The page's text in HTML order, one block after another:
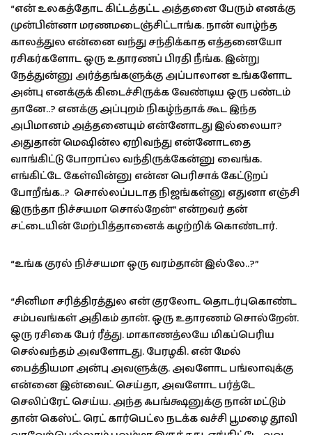
“என் உலகத்தோட கிட்டத்தட்ட அத்தனை பேரும் எனக்கு
முன்பின்னா மரணமடைஞ்சிட்டாங்க. நான் வாழ்ந்த
காலத்துல என்னை வந்து சந்திக்காத எத்தனையோ
ரசிகர்களோட ஒரு உதாரணப் பிரதி நீங்க. இன்று
நேத்துன்னு அர்த்தங்களுக்கு அப்பாலான உங்களோட
அன்பு எனக்குக் கிடைச்சிருக்க வேண்டிய ஒரு பண்டம்
தானே..? எனக்கு அப்புறம் நிகழ்ந்தாக் கூட இந்த
அபிமானம் அத்தனையும் என்னோடது இல்லையா?
அதுதான் மெஷின்ல ஏறிவந்து என்னோடதை
வாங்கிட்டு போறாப்ல வந்திருக்கேன்னு வைங்க.
எங்கிட்டே கேள்வின்னு என்ன பெரிசாக் கேட்டுறப்
போறீங்க..? சொல்லப்படாத நிஜங்கள்னு எதுனா எஞ்சி
இருந்தா நிச்சயமா சொல்றேன்” என்றவர் தன்
சட்டையின் மேற்பித்தானைக் கழற்றிக் கொண்டார்.
“உங்க குரல் நிச்சயமா ஒரு வரம்தான் இல்லே..?”
“சினிமா சரித்திரத்துல என் குரலோட தொடர்புகொண்ட
சம்பவங்கள் அதிகம் தான். ஒரு உதாரணம் சொல்றேன்.
ஒரு ரசிகை பேர் ரீத்து. மாகாணத்லயே மிகப்பெரிய
செல்வந்தம் அவளோடது. பேரழகி. என் மேல்
பைத்தியமா அன்பு அவளுக்கு. அவளோட பங்லாவுக்கு
என்னை இன்வைட் செய்தா, அவளோட பர்த்டே
செலிப்ரேட் செய்ய. அந்த ஃபங்க்ஷனுக்கு நான் மட்டும்
தான் கெஸ்ட். ரெட் கார்பெட்ல நடக்க வச்சி பூமழை தூவி